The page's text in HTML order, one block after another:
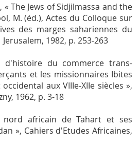
« The Jews of Sidjilmassa and the
M. (éd.),Actes du Colloque sur
des marges sahariennes du
Jerusalem, 1982, p. 253-263
d'histoire du commerce trans-
et les missionnaires Ibites
aux VIIIe-XIIe siècles »,
, 1962, p. 3-18
nord africain de Tahart et ses
», Cahiers d'Etudes Africaines,